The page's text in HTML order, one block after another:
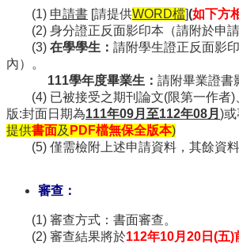
臺
學
傳
學
(1) 申請書 [請提供WORD檔](如下方
(2) 身分證正反面影印本（請附於申請
(3) 在學學生： 請附學生證正反面影
內）。
111學年度畢業生： 請附畢業證書
(4) 已被接受之期刊論文(限第一作者)
版:封面日期為111年09月至112年08月 )或
提供書面及 PDF檔無保全版本)
(5) 僅需檢附上述申請資料，其餘資料
審查：
(1) 審查方式：書面審查。
(2) 審查結果將於112年10月20日(五)